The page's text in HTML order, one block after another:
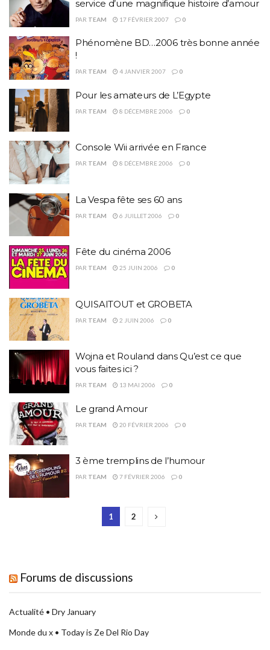
service d’une magnifique histoire d’amour
PAR TEAM 17 FÉVRIER 2007 0
Phénomène BD…2006 très bonne année
!
PAR TEAM 4 JANVIER 2007 0
Pour les amateurs de L’Egypte
PAR TEAM 8 DÉCEMBRE 2006 0
Console Wii arrivée en France
PAR TEAM 8 DÉCEMBRE 2006 0
La Vespa fête ses 60 ans
PAR TEAM 6 JUILLET 2006 0
Fête du cinéma 2006
PAR TEAM 25 JUIN 2006 0
QUISAITOUT et GROBETA
PAR TEAM 2 JUIN 2006 0
Wojna et Rouland dans Qu’est ce que
vous faites ici ?
PAR TEAM 13 MAI 2006 0
Le grand Amour
PAR TEAM 20 FÉVRIER 2006 0
3 ème tremplins de l’humour
PAR TEAM 7 FÉVRIER 2006 0
1 2
Forums de discussions
Actualité • Dry January
Monde du x • Today is Ze Del Rio Day